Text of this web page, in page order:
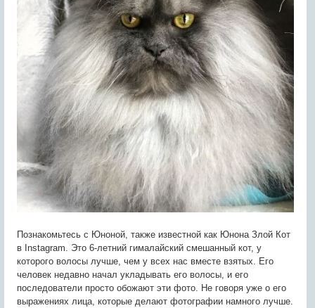
Познакомьтесь с Юноной, также известной как Юнона Злой Кот
в Instagram. Это 6-летний гималайский смешанный кот, у
которого волосы лучше, чем у всех нас вместе взятых. Его
человек недавно начал укладывать его волосы, и его
последователи просто обожают эти фото. Не говоря уже о его
выражениях лица, которые делают фотографии намного лучше.